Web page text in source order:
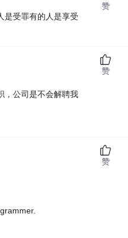
是受罪有的人是享受
赞
，公司是不会解聘我
赞
赞